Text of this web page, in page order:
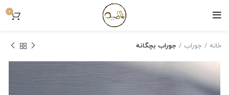
0
خانه جوراب جوراب بچگانه